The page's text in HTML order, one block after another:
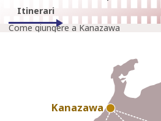
Itinerari
Come giungere a Kanazawa
Kanazawa
Kanazawa